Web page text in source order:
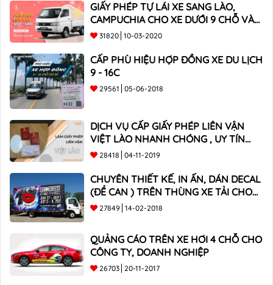
GIẤY PHÉP TỰ LÁI XE SANG LÀO,
CAMPUCHIA CHO XE DƯỚI 9 CHỖ VÀ
XE BÁN TẢI
31820 10-03-2020
CẤP PHÙ HIỆU HỢP ĐỒNG XE DU LỊCH
9 - 16C
29561 05-06-2018
DỊCH VỤ CẤP GIẤY PHÉP LIÊN VẬN
VIỆT LÀO NHANH CHÓNG , UY TÍN
TOÀN QUỐC
28418 04-11-2019
CHUYÊN THIẾT KẾ, IN ẤN, DÁN DECAL
(ĐỀ CAN ) TRÊN THÙNG XE TẢI CHO
CÔNG TY
27849 14-02-2018
QUẢNG CÁO TRÊN XE HƠI 4 CHỖ CHO
CÔNG TY, DOANH NGHIỆP
26703 20-11-2017